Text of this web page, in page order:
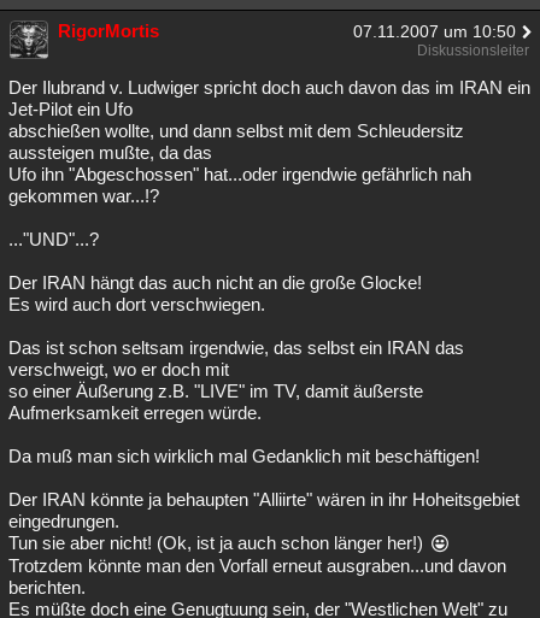
RigorMortis 07.11.2007 um 10:50
Diskussionsleiter
Der Ilubrand v. Ludwiger spricht doch auch davon das im IRAN ein
Jet-Pilot ein Ufo
abschießen wollte, und dann selbst mit dem Schleudersitz
aussteigen mußte, da das
Ufo ihn "Abgeschossen" hat...oder irgendwie gefährlich nah
gekommen war...!?
..."UND"...?
Der IRAN hängt das auch nicht an die große Glocke!
Es wird auch dort verschwiegen.
Das ist schon seltsam irgendwie, das selbst ein IRAN das
verschweigt, wo er doch mit
so einer Äußerung z.B. "LIVE" im TV, damit äußerste
Aufmerksamkeit erregen würde.
Da muß man sich wirklich mal Gedanklich mit beschäftigen!
Der IRAN könnte ja behaupten "Alliirte" wären in ihr Hoheitsgebiet
eingedrungen.
Tun sie aber nicht! (Ok, ist ja auch schon länger her!)
Trotzdem könnte man den Vorfall erneut ausgraben...und davon
berichten.
Es müßte doch eine Genugtuung sein, der "Westlichen Welt" zu